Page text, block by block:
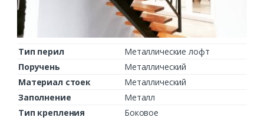
Тип перил
Металлические лофт
Поручень
Металлический
Материал стоек
Металлический
Заполнение
Металл
Тип крепления
Боковое